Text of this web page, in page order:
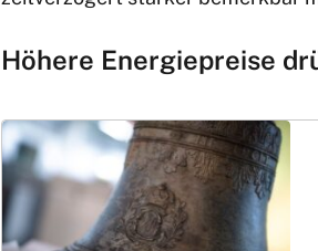
Höhere Energiepreise